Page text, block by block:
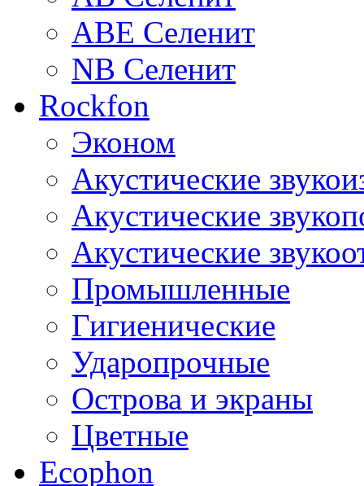
ABE Селенит
NB Селенит
Rockfon
Эконом
Акустические
Акустические
Акустические
Промышленные
Гигиенические
Ударопрочные
Острова и экраны
Цветные
Ecophon